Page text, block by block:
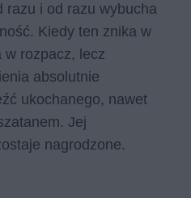
razu i od razu wybucha
Kiedy ten znika w
w rozpacz, lecz
absolutnie
ukochanego, nawet
Jej
nagrodzone.